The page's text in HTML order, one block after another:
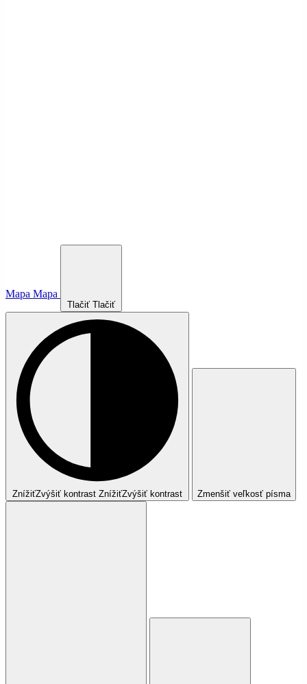
Mapa Mapa
Tlačiť Tlačiť
ZnížiťZvýšiť kontrast ZnížiťZvýšiť kontrast Zmenšiť veľkosť písma